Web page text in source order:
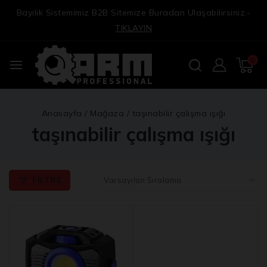
Bayilik Sistemimiz B2B Sitemize Buradan Ulaşabilirsiniz.-
TIKLAYIN
0
Anasayfa / Mağaza / taşınabilir çalışma ışığı
taşınabilir çalışma ışığı
FILTRE